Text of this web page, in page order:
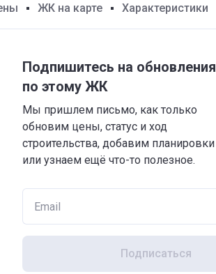
ЖК на карте Характеристики
Подпишитесь на обновления
по этому ЖК
Мы пришлем письмо, как только
обновим цены, статус и ход
строительства, добавим планировки
или узнаем ещё что-то полезное.
Подписаться